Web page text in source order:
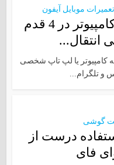
تعمیرات موبایل آیفون
ایردراپ ایفون و ویندوز کامپیوتر در 4 قدم
کامپیوتر یا لپ تاپ شخصی
و تلگرام...
گوشی
درست از
فای